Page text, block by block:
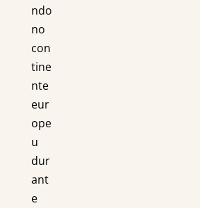
ndo
no
con
tine
nte
eur
ope
u
dur
ant
e